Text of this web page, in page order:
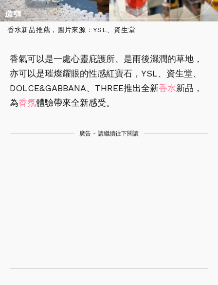
香水新品推薦，圖片來源：YSL、資生堂
香氣可以是一處心靈庇護所、是雨後濕潤的草地，
亦可以是璀燦耀眼的性感紅寶石，YSL、資生堂、
DOLCE&GABBANA、THREE推出全新香水新品，
為香氛體驗帶來全新感受。
廣告 - 請繼續往下閱讀